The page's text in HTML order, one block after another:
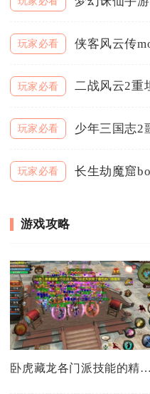
玩家必看
玩家必看
玩家必看
玩家必看 长生劫魔窟
游戏攻略
卧虎藏龙各门派技能的精髓在哪里